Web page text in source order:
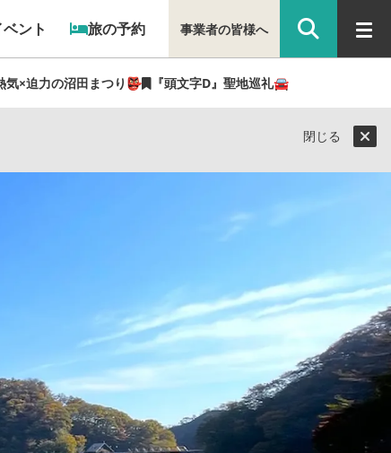
ント 旅の予約
気×迫力の沼田まつり👺 『頭文字D』聖地巡礼🚘
事業者の皆様へ
閉じる
光県民ライター（ぐん記者）】